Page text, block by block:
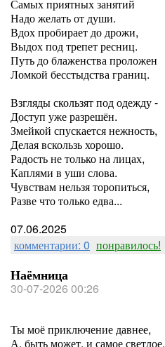
Самых приятных занятий
Надо желать от души.
Вдох пробирает до дрожи,
Выдох под трепет ресниц.
Путь до блаженства проложен
Ломкой бесстыдства границ.
Взгляды скользят под одежду -
Доступ уже разрешён.
Змейкой спускается нежность,
Делая вскользь хорошо.
Радость не только на лицах,
Каплями в уши слова.
Чувствам нельзя торопиться,
Разве что только едва...
07.06.2025
комментарии: 0 понравилось!
Наёмница
30-07-2026 00:26
Ты моё приключение давнее,
А, быть может, и самое светлое.